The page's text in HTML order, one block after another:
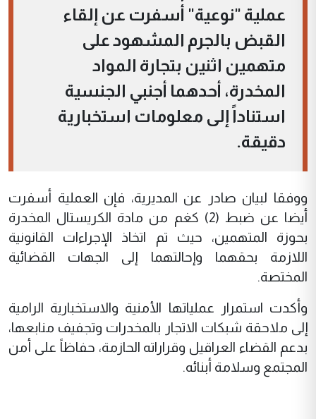
عملية "نوعية" أسفرت عن إلقاء
القبض بالجرم المشهود على
متهمين اثنين بتجارة المواد
المخدرة، أحدهما أجنبي الجنسية
استناداً إلى معلومات استخبارية
دقيقة.
ووفقا لبيان صادر عن المديرية، فإن العملية أسفرت
أيضا عن ضبط (2) كغم من مادة الكريستال المخدرة
بحوزة المتهمين، حيث تم اتخاذ الإجراءات القانونية
اللازمة بحقهما وإحالتهما إلى الجهات القضائية
المختصة.
وأكدت استمرار عملياتها الأمنية والاستخبارية الرامية
إلى ملاحقة شبكات الاتجار بالمخدرات وتجفيف منابعها،
بدعم القضاء العراقيل وقراراته الحازمة، حفاظاً على أمن
المجتمع وسلامة أبنائه.